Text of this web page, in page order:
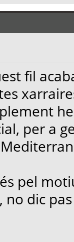
fil
per a
pel
no dic